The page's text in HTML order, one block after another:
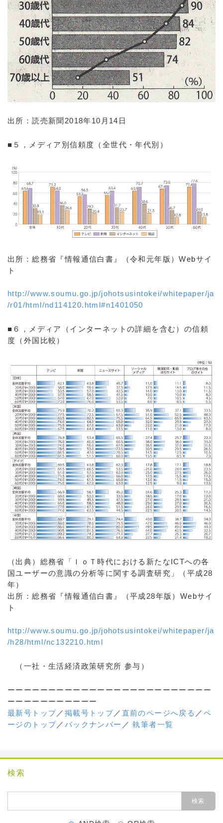
出所：読売新聞2018年10月14日
■５，メディア別信頼度（全世代・年代別）
出所：総務省『情報通信白書』（令和元年版）Webサイ
ト
http://www.soumu.go.jp/johotsusintokei/whitepaper/ja
/r01/html/nd114120.html#n1401050
■６，メディア（インターネットの詳細を含む）の信頼
度（外国比較）
（出典）総務省「ＩｏＴ時代における新たなICTへの各
国ユーザーの意識の分析等に関する調査研究」（平成28
年）
出所：総務省『情報通信白書』（平成28年版）Webサイ
ト
http://www.soumu.go.jp/johotsusintokei/whitepaper/ja
/h28/html/nc132210.html
（一社・生活経済政策研究所 参与）
ーーーーーーーーーーーーーーーーーーーーーーーーー
ーーーーーーーーーーー
最新号トップ／ 掲載号トップ／ 直前のページへ戻る ／ ペ
ージのトップ／ バックナンバー ／執筆者一覧
検索